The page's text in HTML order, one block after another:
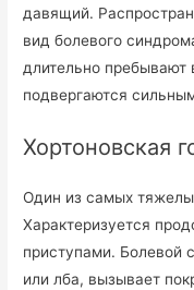
давящий.
вид болевого
длительно
подвергаются
Хортоновская
Один из самых
Характеризуется
приступами. Болевой
или лба, вызывает